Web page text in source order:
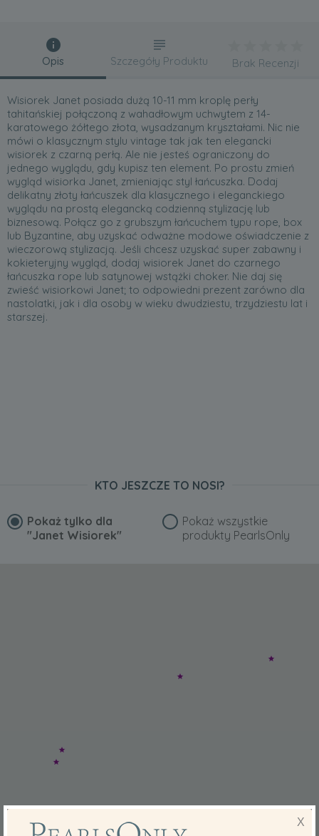
Opis
Wisiorek Janet posiada dużą 10-11 mm kroplę perły
tahitańskiej połączoną z wahadłowym uchwytem z 14-
karatowego żółtego złota, wysadzanym kryształami. Nic nie
mówi o klasycznym stylu vintage tak jak ten elegancki
wisiorek z czarną perłą. Ale nie jesteś ograniczony do
jednego wyglądu, gdy kupisz ten element. Po prostu zmień
wygląd wisiorka Janet, zmieniając styl łańcuszka. Dodaj
delikatny złoty łańcuszek dla klasycznego i eleganckiego
wyglądu na prostą elegancką codzienną stylizację lub
biznesową. Połącz go z grubszym łańcuchem typu rope, box
lub Byzantine, aby uzyskać odważne modowe oświadczenie z
wieczorową stylizacją. Jeśli chcesz uzyskać super zabawny i
kokieteryjny wygląd, dodaj wisiorek Janet do czarnego
łańcuszka rope lub satynowej wstążki choker. Nie daj się
zwieść wisiorkowi Janet; to odpowiedni prezent zarówno dla
nastolatki, jak i dla osoby w wieku dwudziestu, trzydziestu lat i
starszej.
Szczegóły Produktu Brak Recenzji
KTO JESZCZE TO NOSI?
Pokaż tylko dla
"Janet Wisiorek"
Pokaż wszystkie
produkty PearlsOnly
X